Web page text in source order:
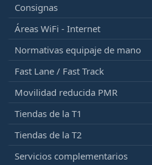
Consignas
Áreas WiFi - Internet
Normativas equipaje de mano
Fast Lane / Fast Track
Movilidad reducida PMR
Tiendas de la T1
Tiendas de la T2
Servicios complementarios